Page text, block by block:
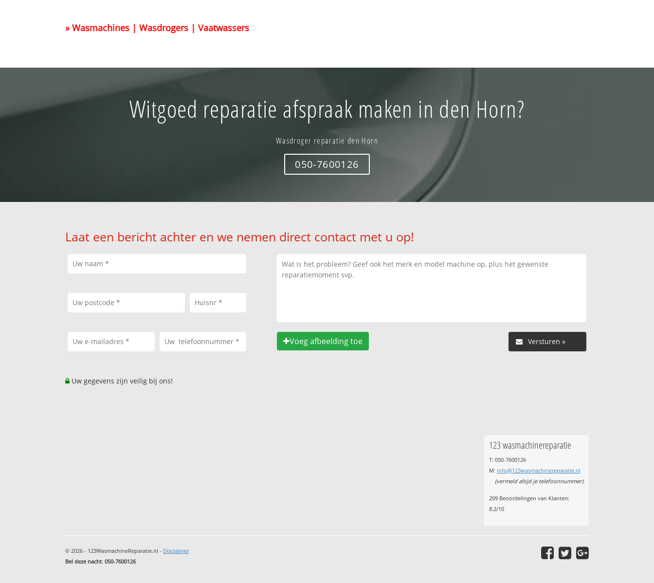
» Wasmachines | Wasdrogers | Vaatwassers
Witgoed reparatie afspraak maken in den Horn?
Wasdroger reparatie den Horn
050-7600126
Laat een bericht achter en we nemen direct contact met u op!
Voeg afbeelding toe
Uw gegevens zijn veilig bij ons!
123 wasmachinereparatie
T: 050-7600126
M: info@123wasmachinereparatie.nl
(vermeld altijd je telefoonnummer)
209Beoordelingen van Klanten:
8.2/10
© 2026 - 123WasmachineReparatie.nl - Disclaimer
Bel deze nacht:050-7600126